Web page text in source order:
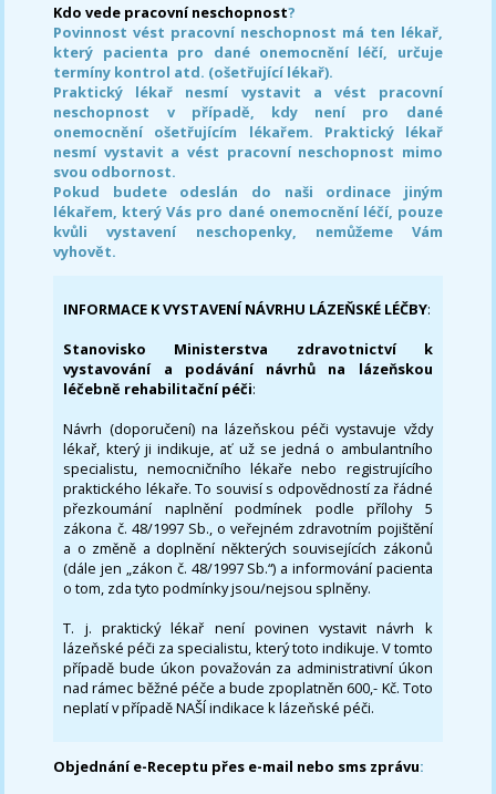
Kdo vede pracovní neschopnost?
Povinnost vést pracovní neschopnost má ten lékař,
který pacienta pro dané onemocnění léčí, určuje
termíny kontrol atd. (ošetřující lékař).
Praktický lékař nesmí vystavit a vést pracovní
neschopnost v případě, kdy není pro dané
onemocnění ošetřujícím lékařem. Praktický lékař
nesmí vystavit a vést pracovní neschopnost mimo
svou odbornost.
Pokud budete odeslán do naši ordinace jiným
lékařem, který Vás pro dané onemocnění léčí, pouze
kvůli vystavení neschopenky, nemůžeme Vám
vyhovět.
INFORMACE K VYSTAVENÍ NÁVRHU LÁZEŇSKÉ LÉČBY:
Stanovisko Ministerstva zdravotnictví k
vystavování a podávání návrhů na lázeňskou
léčebně rehabilitační péči:
Návrh (doporučení) na lázeňskou péči vystavuje vždy
lékař, který ji indikuje, ať už se jedná o ambulantního
specialistu, nemocničního lékaře nebo registrujícího
praktického lékaře. To souvisí s odpovědností za řádné
přezkoumání naplnění podmínek podle přílohy 5
zákona č. 48/1997 Sb., o veřejném zdravotním pojištění
a o změně a doplnění některých souvisejících zákonů
(dále jen „zákon č. 48/1997 Sb.“) a informování pacienta
o tom, zda tyto podmínky jsou/nejsou splněny.
T. j. praktický lékař není povinen vystavit návrh k
lázeňské péči za specialistu, který toto indikuje. V tomto
případě bude úkon považován za administrativní úkon
nad rámec běžné péče a bude zpoplatněn 600,- Kč. Toto
neplatí v případě NAŠÍ indikace k lázeňské péči.
Objednání e-Receptu přes e-mail nebo sms zprávu: